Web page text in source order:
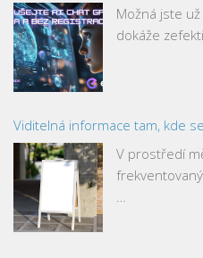
Možná jste
dokáže
Viditelná informace tam, kde
V prostředí